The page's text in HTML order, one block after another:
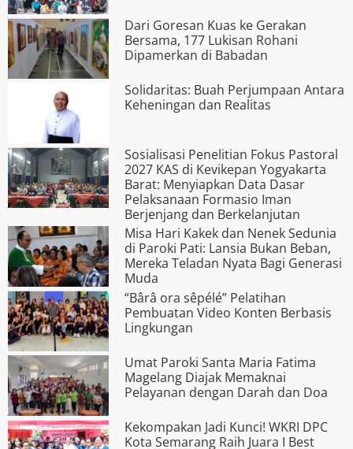
Dari Goresan Kuas ke Gerakan
Bersama, 177 Lukisan Rohani
Dipamerkan di Babadan
Solidaritas: Buah Perjumpaan Antara
Keheningan dan Realitas
Sosialisasi Penelitian Fokus Pastoral
2027 KAS di Kevikepan Yogyakarta
Barat: Menyiapkan Data Dasar
Pelaksanaan Formasio Iman
Berjenjang dan Berkelanjutan
Misa Hari Kakek dan Nenek Sedunia
di Paroki Pati: Lansia Bukan Beban,
Mereka Teladan Nyata Bagi Generasi
Muda
“Bârâ ora s­êpélé” Pelatihan
Pembuatan Video Konten Berbasis
Lingkungan
Umat Paroki Santa Maria Fatima
Magelang Diajak Memaknai
Pelayanan dengan Darah dan Doa
Kekompakan Jadi Kunci! WKRI DPC
Kota Semarang Raih Juara I Best